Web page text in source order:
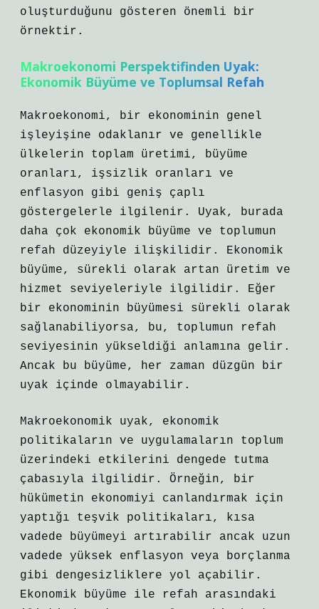
oluşturduğunu gösteren önemli bir
örnektir.
Makroekonomi Perspektifinden Uyak:
Ekonomik Büyüme ve Toplumsal Refah
Makroekonomi, bir ekonominin genel
işleyişine odaklanır ve genellikle
ülkelerin toplam üretimi, büyüme
oranları, işsizlik oranları ve
enflasyon gibi geniş çaplı
göstergelerle ilgilenir. Uyak, burada
daha çok ekonomik büyüme ve toplumun
refah düzeyiyle ilişkilidir. Ekonomik
büyüme, sürekli olarak artan üretim ve
hizmet seviyeleriyle ilgilidir. Eğer
bir ekonominin büyümesi sürekli olarak
sağlanabiliyorsa, bu, toplumun refah
seviyesinin yükseldiği anlamına gelir.
Ancak bu büyüme, her zaman düzgün bir
uyak içinde olmayabilir.
Makroekonomik uyak, ekonomik
politikaların ve uygulamaların toplum
üzerindeki etkilerini dengede tutma
çabasıyla ilgilidir. Örneğin, bir
hükümetin ekonomiyi canlandırmak için
yaptığı teşvik politikaları, kısa
vadede büyümeyi artırabilir ancak uzun
vadede yüksek enflasyon veya borçlanma
gibi dengesizliklere yol açabilir.
Ekonomik büyüme ile refah arasındaki